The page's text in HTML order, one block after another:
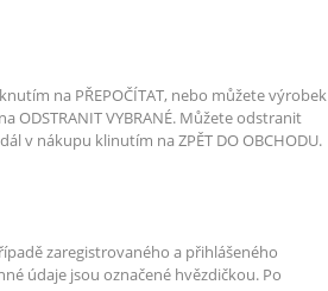
na PŘEPOČÍTAT, nebo můžete výrobek
VYBRANÉ. Můžete odstranit
v nákupu klinutím na ZPĚT DO OBCHODU.
zaregistrovaného a přihlášeného
údaje jsou označené hvězdičkou. Po